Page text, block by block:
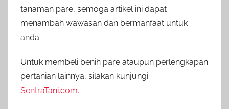
tanaman pare, semoga artikel ini dapat
menambah wawasan dan bermanfaat untuk
anda.
Untuk membeli benih pare ataupun perlengkapan
pertanian lainnya, silakan kunjungi
SentraTani.com.